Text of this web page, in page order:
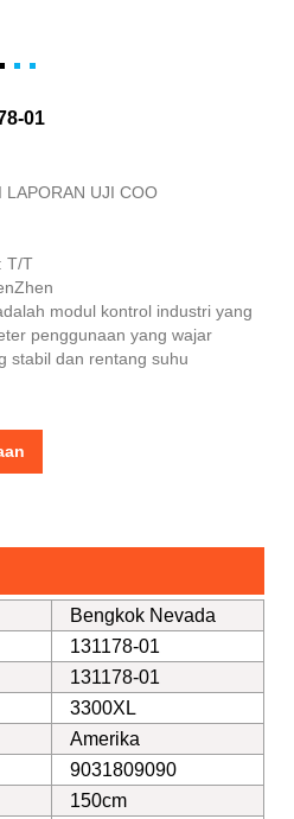
01
LAPORAN UJI COO
T/T
modul kontrol industri yang
penggunaan yang wajar
stabil dan rentang suhu
Bengkok Nevada
131178-01
131178-01
3300XL
Amerika
9031809090
150cm